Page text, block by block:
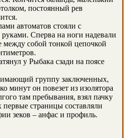
постоянный рев
автоматов стояли с
Сперва на ноги надевали
собой тонкой цепочкой
у Рыбака сзади на поясе
группу заключенных,
минут он повезет из изолятора
там пребывания, взял пачку
страницы составляли
зеков – анфас и профиль.